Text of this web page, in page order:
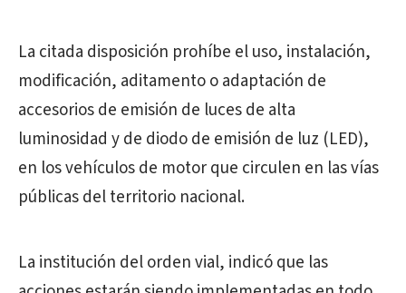
La citada disposición prohíbe el uso, instalación,
modificación, aditamento o adaptación de
accesorios de emisión de luces de alta
luminosidad y de diodo de emisión de luz (LED),
en los vehículos de motor que circulen en las vías
públicas del territorio nacional.
La institución del orden vial, indicó que las